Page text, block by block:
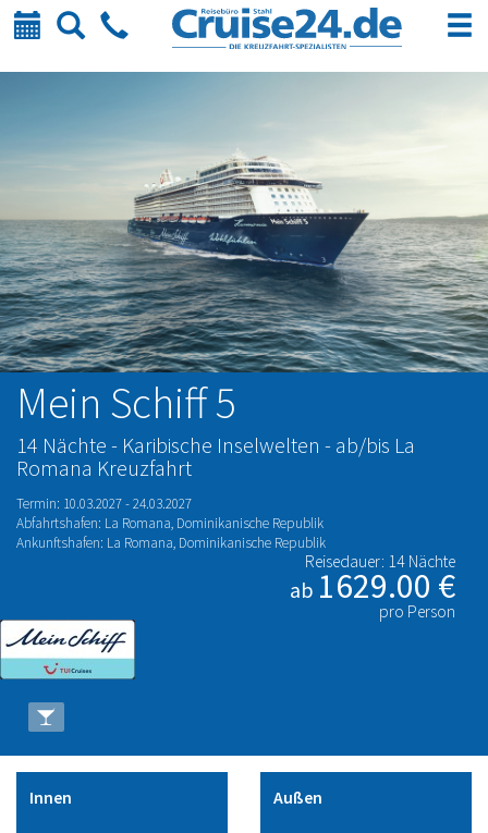
Kalender
SucheTelefon
Mein Schiff 5
14 Nächte - Karibische Inselwelten - ab/bis La
Romana Kreuzfahrt
Termin: 10.03.2027 - 24.03.2027
Abfahrtshafen: La Romana, Dominikanische Republik
Ankunftshafen: La Romana, Dominikanische Republik
Reisedauer: 14 Nächte
ab 1629.00 €
pro Person
Innen Außen